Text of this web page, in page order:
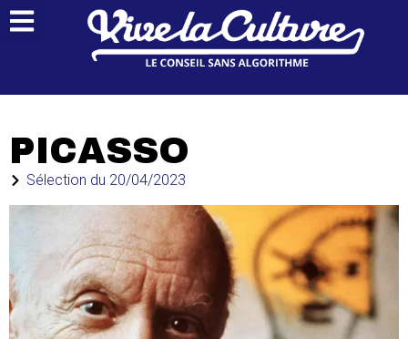
PICASSO
Sélection du 20/04/2023